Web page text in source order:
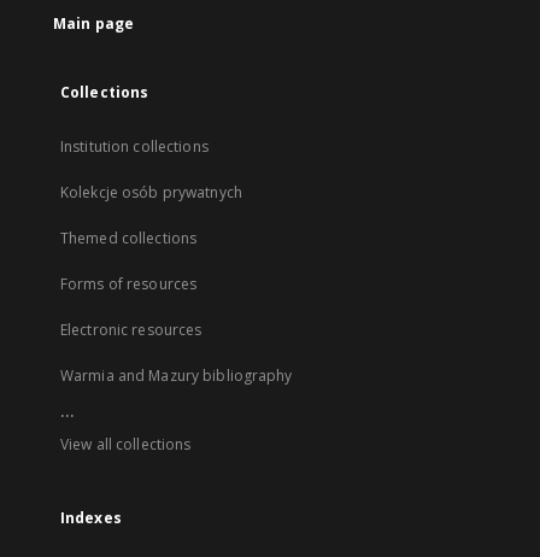
Main page
Collections
Institution collections
Kolekcje osób prywatnych
Themed collections
Forms of resources
Electronic resources
Warmia and Mazury bibliography
...
View all collections
Indexes